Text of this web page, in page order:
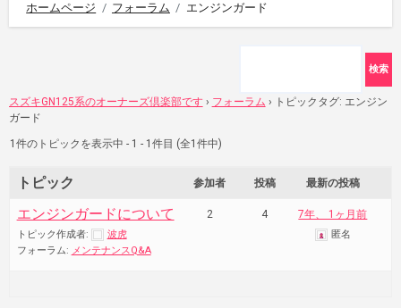
ホームページ フォーラム エンジンガード
スズキGN125系のオーナーズ倶楽部です › フォーラム › トピックタグ: エンジン
ガード
1件のトピックを表示中 - 1 - 1件目 (全1件中)
トピック 参加者 投稿 最新の投稿
エンジンガードについて
トピック作成者:
波虎
フォーラム: メンテナンスQ&A
2 4 7年、 1ヶ月前
匿名